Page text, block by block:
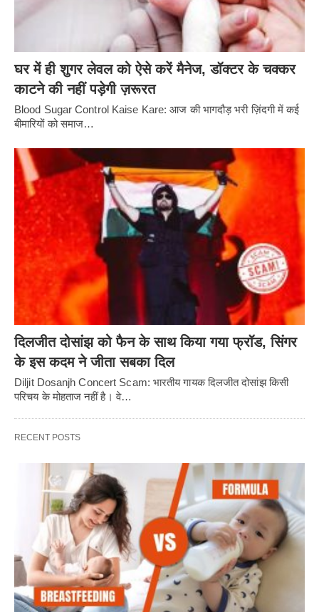
घर में ही शुगर लेवल को ऐसे करें मैनेज, डॉक्टर के चक्कर
काटने की नहीं पड़ेगी ज़रूरत
Blood Sugar Control Kaise Kare: आज की भागदौड़ भरी ज़िंदगी में कई
बीमारियों को समाज…
दिलजीत दोसांझ को फैन के साथ किया गया फ्रॉड, सिंगर
के इस कदम ने जीता सबका दिल
Diljit Dosanjh Concert Scam: भारतीय गायक दिलजीत दोसांझ किसी
परिचय के मोहताज नहीं है। वे…
RECENT POSTS